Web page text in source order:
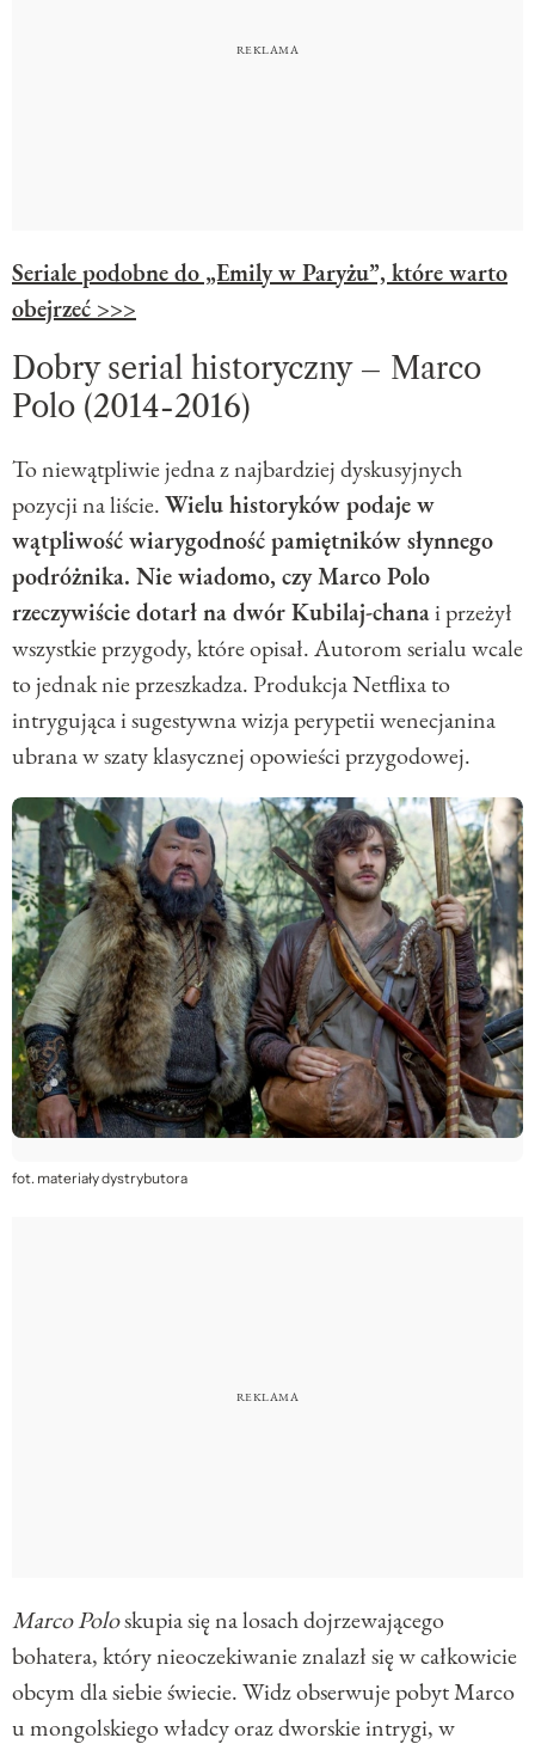
Seriale podobne do „Emily w Paryżu”, które warto
obejrzeć >>>
Dobry serial historyczny – Marco
Polo (2014-2016)
To niewątpliwie jedna z najbardziej dyskusyjnych
pozycji na liście.Wielu historyków podaje w
wątpliwość wiarygodność pamiętników słynnego
podróżnika. Nie wiadomo, czy Marco Polo
rzeczywiście dotarł na dwór Kubilaj-chanai przeżył
wszystkie przygody, które opisał. Autorom serialu wcale
to jednak nie przeszkadza. Produkcja Netflixa to
intrygująca i sugestywna wizja perypetii wenecjanina
ubrana w szaty klasycznej opowieści przygodowej.
fot. materiały dystrybutora
Marco Poloskupia się na losach dojrzewającego
bohatera, który nieoczekiwanie znalazł się w całkowicie
obcym dla siebie świecie. Widz obserwuje pobyt Marco
u mongolskiego władcy oraz dworskie intrygi, w